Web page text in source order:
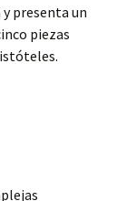
presenta un
piezas